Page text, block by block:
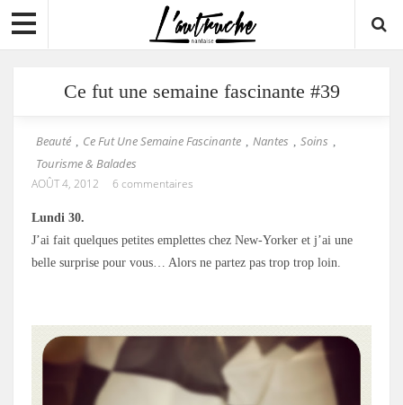
Ce fut une semaine fascinante #39
Beauté , Ce Fut Une Semaine Fascinante , Nantes , Soins ,
Tourisme & Balades
AOÛT 4, 2012 6 commentaires
Lundi 30.
J’ai fait quelques petites emplettes chez New-Yorker et j’ai une
belle surprise pour vous… Alors ne partez pas trop trop loin.